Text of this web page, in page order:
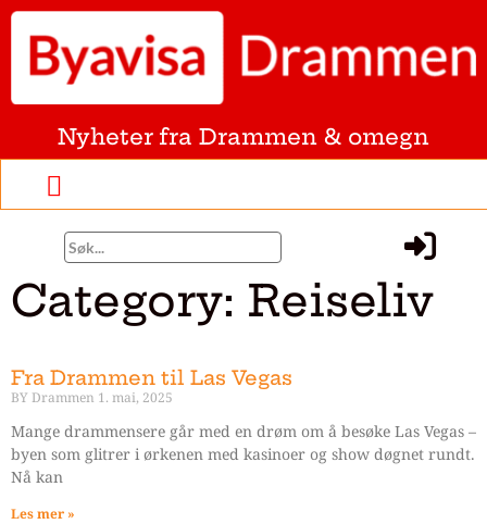
Nyheter fra Drammen & omegn
Category: Reiseliv
Fra Drammen til Las Vegas
BY Drammen 1. mai, 2025
Mange drammensere går med en drøm om å besøke Las Vegas –
byen som glitrer i ørkenen med kasinoer og show døgnet rundt.
Nå kan
Les mer »